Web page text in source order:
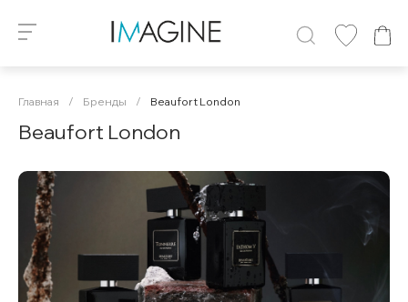
Главная / Бренды / Beaufort London
Beaufort London